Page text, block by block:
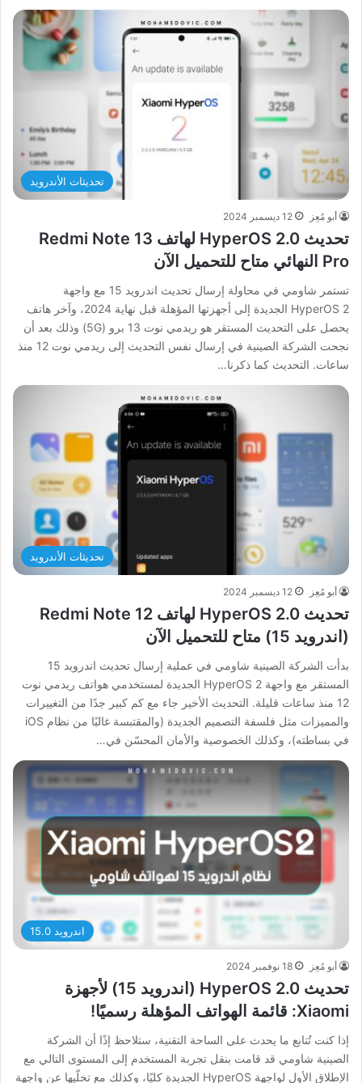
تحديثات الأندرويد
أبو مُعِز 12 ديسمبر 2024
تحديث HyperOS 2.0 لهاتف Redmi Note 13
Pro النهائي متاح للتحميل الآن
تستمر شاومي في محاولة إرسال تحديث اندرويد 15 مع واجهة
HyperOS 2 الجديدة إلى أجهزتها المؤهلة قبل نهاية 2024، وآخر هاتف
يحصل على التحديث المستقر هو ريدمي نوت 13 برو (5G) وذلك بعد أن
نجحت الشركة الصينية في إرسال نفس التحديث إلى ريدمي نوت 12 منذ
ساعات. التحديث كما ذكرنا…
تحديثات الأندرويد
أبو مُعِز 12 ديسمبر 2024
تحديث HyperOS 2.0 لهاتف Redmi Note 12
(اندرويد 15) متاح للتحميل الآن
بدأت الشركة الصينية شاومي في عملية إرسال تحديث اندرويد 15
المستقر مع واجهة HyperOS 2 الجديدة لمستخدمي هواتف ريدمي نوت
12 منذ ساعات قليلة. التحديث الأخير جاء مع كم كبير جدًا من التغييرات
والمميزات مثل فلسفة التصميم الجديدة (والمقتبسة غالبًا من نظام iOS
في بساطته)، وكذلك الخصوصية والأمان المحسّن في…
اندرويد 15.0
أبو مُعِز 18 نوفمبر 2024
تحديث HyperOS 2.0 (اندرويد 15) لأجهزة
Xiaomi: قائمة الهواتف المؤهلة رسميًا!
إذا كنت تُتابع ما يحدث على الساحة التقنية، ستلاحظ إذًا أن الشركة
الصينية شاومي قد قامت بنقل تجربة المستخدم إلى المستوى التالي مع
الإطلاق الأول لواجهة HyperOS الجديدة كليًا، وكذلك مع تخلّيها عن واجهة